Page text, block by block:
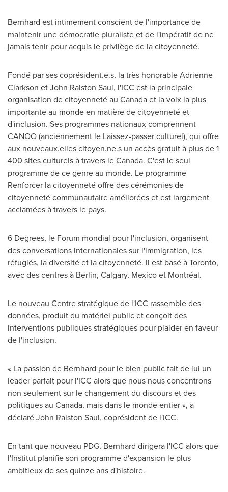
Bernhard est intimement conscient de l'importance de
maintenir une démocratie pluraliste et de l'impératif de ne
jamais tenir pour acquis le privilège de la citoyenneté.
Fondé par ses coprésident.e.s, la très honorableAdrienne
Clarkson etJohn Ralston Saul, l'ICC est la principale
organisation de citoyenneté au Canadaet la voix la plus
importante au monde en matière de citoyenneté et
d'inclusion. Ses programmes nationaux comprennent
CANOO (anciennement le Laissez-passer culturel), qui offre
aux nouveaux.elles citoyen.ne.s un accès gratuit à plus de 1
400 sites culturels à travers leCanada. C'est le seul
programme de ce genre au monde. Le programme
Renforcer la citoyenneté offre des cérémonies de
citoyenneté communautaire améliorées et est largement
acclamées à travers le pays.
6 Degrees, le Forum mondial pour l'inclusion, organisent
des conversations internationales sur l'immigration, les
réfugiés, la diversité et la citoyenneté. Il est basé àToronto,
avec des centres à Berlin, Calgary, Mexicoet Montréal.
Le nouveau Centre stratégique de l'ICC rassemble des
données, produit du matériel public et conçoit des
interventions publiques stratégiques pour plaider en faveur
de l'inclusion.
« La passion de Bernhard pour le bien public fait de lui un
leader parfait pour l'ICC alors que nous nous concentrons
non seulement sur le changement du discours et des
politiques au Canada, mais dans le monde entier », a
déclaréJohn Ralston Saul, coprésident de l'ICC.
En tant que nouveau PDG, Bernhard dirigera l'ICC alors que
l'Institut planifie son programme d'expansion le plus
ambitieux de ses quinze ans d'histoire.